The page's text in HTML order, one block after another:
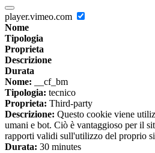
player.vimeo.com
Nome
Tipologia
Proprieta
Descrizione
Durata
Nome: __cf_bm
Tipologia: tecnico
Proprieta: Third-party
Descrizione: Questo cookie viene
umani e bot. Ciò è vantaggioso per il
rapporti validi sull'utilizzo del proprio
Durata: 30 minutes